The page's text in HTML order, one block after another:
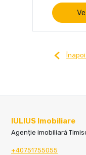
IULIUS Imobiliare
Agenție imobiliară
+40751755055